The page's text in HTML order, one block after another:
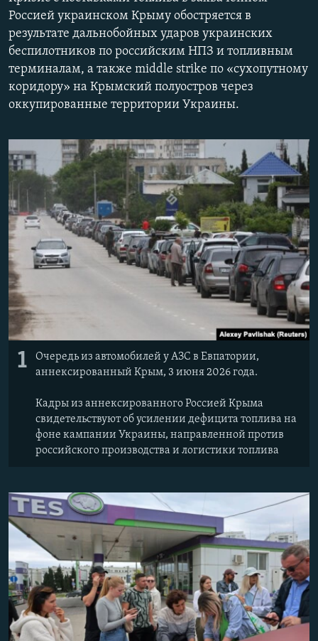
ПОБЕДИТЕЛЕЙ НЕ СУДЯТ?
КРЫМ.НЕПОКОРЕННЫЙ
ELIFBE
УКРАИНСКАЯ ПРОБЛЕМА КРЫМА
ПРИСОЕДИНЯЙТЕСЬ!
Все сайты RFE/RL
Россией украинском Крыму обостряется в
результате дальнобойных ударов украинских
беспилотников по российским НПЗ и топливным
терминалам, а также middle strike по «сухопутному
коридору» на Крымский полуостров через
оккупированные территории Украины.
1
Очередь из автомобилей у АЗС в Евпатории,
аннексированный Крым, 3 июня 2026 года.
Кадры из аннексированного Россией Крыма
свидетельствуют об усилении дефицита топлива на
фоне кампании Украины, направленной против
российского производства и логистики топлива